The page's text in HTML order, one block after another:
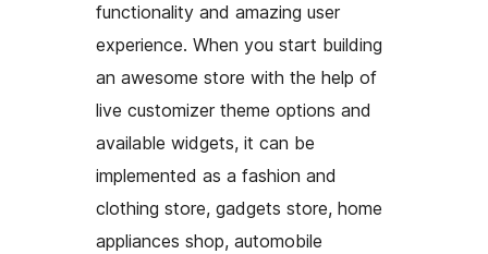
functionality and amazing user
experience. When you start building
an awesome store with the help of
live customizer theme options and
available widgets, it can be
implemented as a fashion and
clothing store, gadgets store, home
appliances shop, automobile